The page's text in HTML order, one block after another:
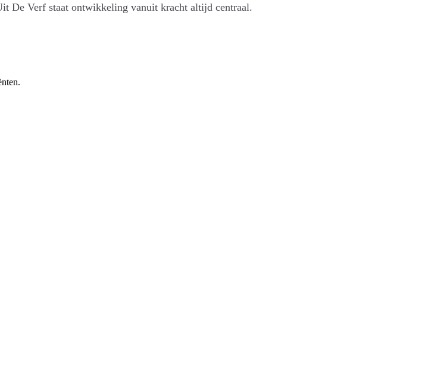
De Verf staat ontwikkeling vanuit kracht altijd centraal.